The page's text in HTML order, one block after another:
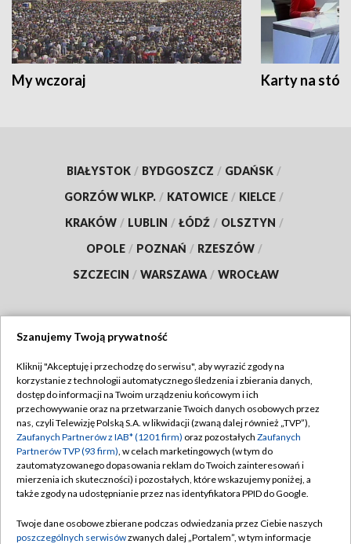
My wczoraj Karty na
BIAŁYSTOK / BYDGOSZCZ / GDAŃSK /
GORZÓW WLKP. / KATOWICE / KIELCE /
KRAKÓW / LUBLIN / ŁÓDŹ / OLSZTYN /
OPOLE / POZNAŃ / RZESZÓW /
SZCZECIN / WARSZAWA / WROCŁAW
TVP
Abonament TVP
Emisja w TVP
Centrum informacji TVP
Naziemna Telewizja Cyfrowa
Rada Programowa
Regulamin TVP
Polityka prywatności
Moje zgody
Pomoc
Kontakt
Szanujemy Twoją prywatność
Kliknij "Akceptuję i przechodzę do serwisu", aby wyrazić zgody na
korzystanie z technologii automatycznego śledzenia i zbierania danych,
dostęp do informacji na Twoim urządzeniu końcowym i ich
przechowywanie oraz na przetwarzanie Twoich danych osobowych przez
nas, czyli Telewizję Polską S.A. w likwidacji (zwaną dalej również „TVP”),
Zaufanych Partnerów z IAB* (1201 firm) oraz pozostałych Zaufanych
Partnerów TVP (93 firm), w celach marketingowych (w tym do
zautomatyzowanego dopasowania reklam do Twoich zainteresowań i
mierzenia ich skuteczności) i pozostałych, które wskazujemy poniżej, a
także zgody na udostępnianie przez nas identyfikatora PPID do Google.
Twoje dane osobowe zbierane podczas odwiedzania przez Ciebie naszych
poszczególnych serwisówzwanych dalej „Portalem”, w tym informacje